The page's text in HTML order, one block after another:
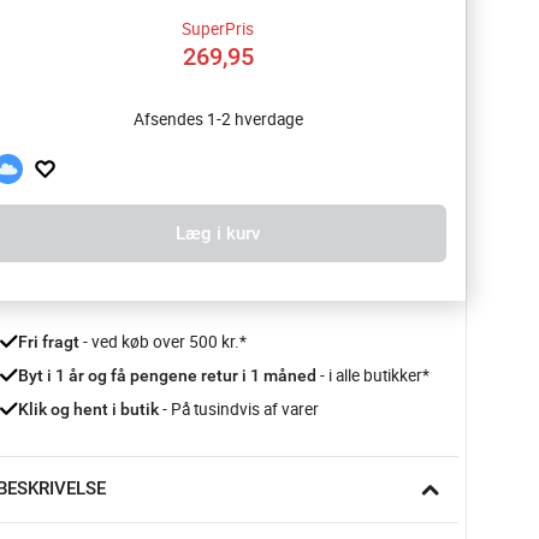
SuperPris
269,95
Afsendes 1-2 hverdage
Læg i kurv
Fri fragt - ved køb over 500 kr.*
Byt i 1 år og få pengene retur i 1 måned - i alle butikker*
Klik og hent i butik - På tusindvis af varer